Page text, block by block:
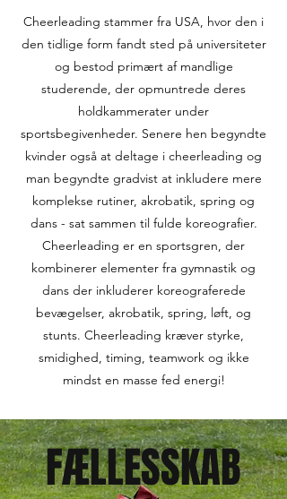
Cheerleading stammer fra USA, hvor den i
den tidlige form fandt sted på universiteter
og bestod primært af mandlige
studerende, der opmuntrede deres
holdkammerater under
sportsbegivenheder. Senere hen begyndte
kvinder også at deltage i cheerleading og
man begyndte gradvist at inkludere mere
komplekse rutiner, akrobatik, spring og
dans - sat sammen til fulde koreografier.
Cheerleading er en sportsgren, der
kombinerer elementer fra gymnastik og
dans der inkluderer koreograferede
bevægelser, akrobatik, spring, løft, og
stunts. Cheerleading kræver styrke,
smidighed, timing, teamwork og ikke
mindst en masse fed energi!
FÆLLESSKAB